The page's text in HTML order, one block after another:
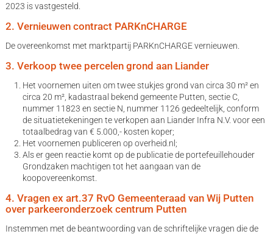
2023 is vastgesteld.
2. Vernieuwen contract PARKnCHARGE
De overeenkomst met marktpartij PARKnCHARGE vernieuwen.
3. Verkoop twee percelen grond aan Liander
Het voornemen uiten om twee stukjes grond van circa 30 m² en
circa 20 m², kadastraal bekend gemeente Putten, sectie C,
nummer 11823 en sectie N, nummer 1126 gedeeltelijk, conform
de situatietekeningen te verkopen aan Liander Infra N.V. voor een
totaalbedrag van € 5.000,- kosten koper;
Het voornemen publiceren op overheid.nl;
Als er geen reactie komt op de publicatie de portefeuillehouder
Grondzaken machtigen tot het aangaan van de
koopovereenkomst.
4. Vragen ex art.37 RvO Gemeenteraad van Wij Putten
over parkeeronderzoek centrum Putten
Instemmen met de beantwoording van de schriftelijke vragen die de